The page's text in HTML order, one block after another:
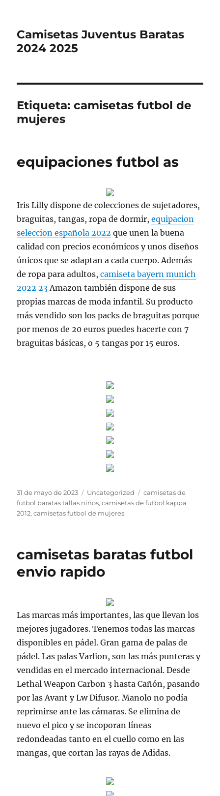
Camisetas Juventus Baratas
2024 2025
Etiqueta:camisetas futbol de
mujeres
equipaciones futbol as
Iris Lilly dispone de colecciones de sujetadores,
braguitas, tangas, ropa de dormir,equipacion
seleccion española 2022 que unen la buena
calidad con precios económicos y unos diseños
únicos que se adaptan a cada cuerpo. Además
de ropa para adultos,camiseta bayern munich
2022 23Amazon también dispone de sus
propias marcas de moda infantil. Su producto
más vendido son los packs de braguitas porque
por menos de 20 euros puedes hacerte con 7
braguitas básicas, o 5 tangas por 15 euros.
Publicado
el
31 de mayo de 2023 Categorías
Uncategorized Etiquetas
camisetas de
futbol baratas tallas niños,camisetas de futbol kappa
2012,camisetas futbol de mujeres
camisetas baratas futbol
envio rapido
Las marcas más importantes, las que llevan los
mejores jugadores. Tenemos todas las marcas
disponibles en pádel. Gran gama de palas de
pádel. Las palas Varlion, son las más punteras y
vendidas en el mercado internacional. Desde
Lethal Weapon Carbon 3 hasta Cañón, pasando
por las Avant y Lw Difusor. Manolo no podía
reprimirse ante las cámaras. Se elimina de
nuevo el pico y se incoporan líneas
redondeadas tanto en el cuello como en las
mangas, que cortan las rayas de Adidas.